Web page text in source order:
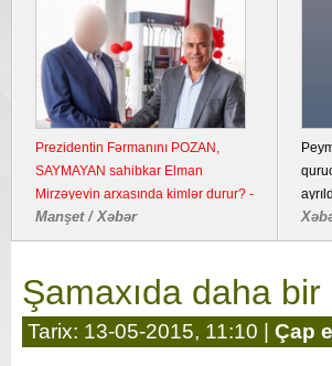
Prezidentin Fərmanını POZAN,
SAYMAYAN sahibkar Elman
Mirzəyevin arxasında kimlər durur? -
Kənd təsərrüfatı təyinatlı torpaqda
fəaliyyət göstərən YDM ətrafında
Manşet / Xəbər
Şamaxıda daha
Tarix: 13-05-2015, 11:10 | Çap